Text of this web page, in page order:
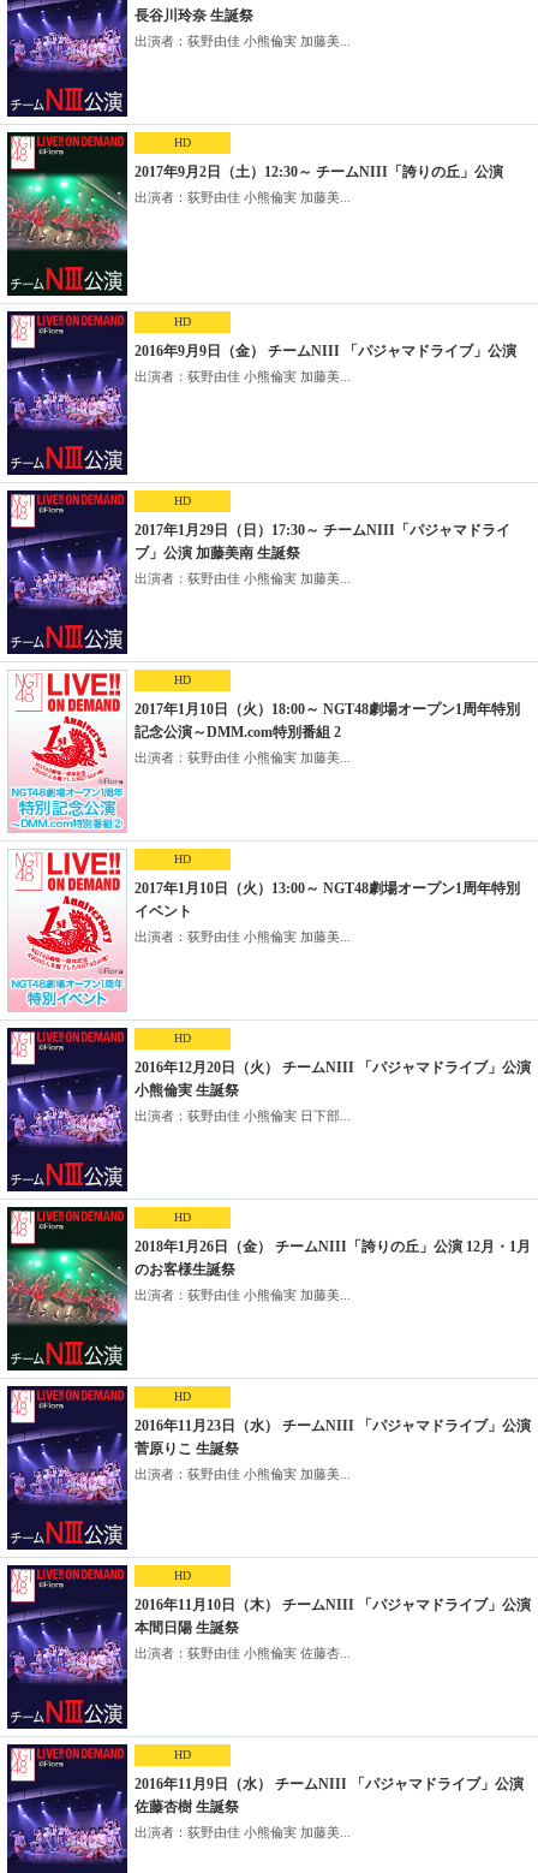
長谷川玲奈 生誕祭
出演者：荻野由佳 小熊倫実 加藤美...
HD
2017年9月2日（土）12:30～ チームNIII「誇りの丘」公演
出演者：荻野由佳 小熊倫実 加藤美...
HD
2016年9月9日（金） チームNIII 「パジャマドライブ」公演
出演者：荻野由佳 小熊倫実 加藤美...
HD
2017年1月29日（日）17:30～ チームNIII「パジャマドライ
ブ」公演 加藤美南 生誕祭
出演者：荻野由佳 小熊倫実 加藤美...
HD
2017年1月10日（火）18:00～ NGT48劇場オープン1周年特別
記念公演～DMM.com特別番組 2
出演者：荻野由佳 小熊倫実 加藤美...
HD
2017年1月10日（火）13:00～ NGT48劇場オープン1周年特別
イベント
出演者：荻野由佳 小熊倫実 加藤美...
HD
2016年12月20日（火） チームNIII 「パジャマドライブ」公演
小熊倫実 生誕祭
出演者：荻野由佳 小熊倫実 日下部...
HD
2018年1月26日（金） チームNIII「誇りの丘」公演 12月・1月
のお客様生誕祭
出演者：荻野由佳 小熊倫実 加藤美...
HD
2016年11月23日（水） チームNIII 「パジャマドライブ」公演
菅原りこ 生誕祭
出演者：荻野由佳 小熊倫実 加藤美...
HD
2016年11月10日（木） チームNIII 「パジャマドライブ」公演
本間日陽 生誕祭
出演者：荻野由佳 小熊倫実 佐藤杏...
HD
2016年11月9日（水） チームNIII 「パジャマドライブ」公演
佐藤杏樹 生誕祭
出演者：荻野由佳 小熊倫実 加藤美...